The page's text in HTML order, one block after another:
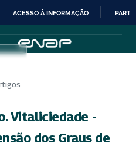
IR
PARA
CONTEÚDO
ACESSO À INFORMAÇÃO
Vitaliciedade -
dos Graus de